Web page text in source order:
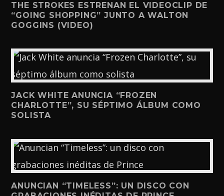
THE STROKES ESTRENAN EL VIDEOCLIP DE
“GOING SHOPPING” JUNTO A WALTON
GOGGINS (VIDEO)
JACK WHITE ANUNCIA “FROZEN
CHARLOTTE”, SU SÉPTIMO ÁLBUM COMO
SOLISTA
ANUNCIAN “TIMELESS”: UN DISCO CON